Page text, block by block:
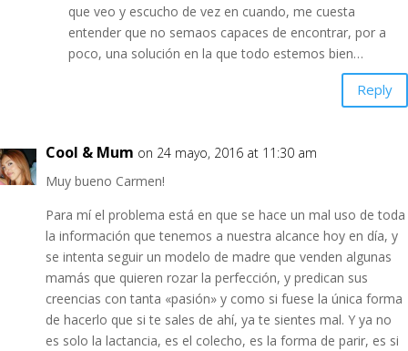
que veo y escucho de vez en cuando, me cuesta
entender que no semaos capaces de encontrar, por a
poco, una solución en la que todo estemos bien…
Reply
Cool & Mum on 24 mayo, 2016 at 11:30 am
Muy bueno Carmen!
Para mí el problema está en que se hace un mal uso de toda
la información que tenemos a nuestra alcance hoy en día, y
se intenta seguir un modelo de madre que venden algunas
mamás que quieren rozar la perfección, y predican sus
creencias con tanta «pasión» y como si fuese la única forma
de hacerlo que si te sales de ahí, ya te sientes mal. Y ya no
es solo la lactancia, es el colecho, es la forma de parir, es si